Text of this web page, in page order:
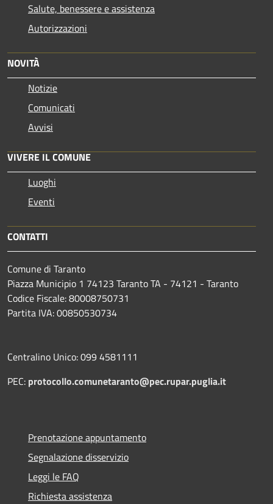
Salute, benessere e assistenza
Autorizzazioni
NOVITÀ
Notizie
Comunicati
Avvisi
VIVERE IL COMUNE
Luoghi
Eventi
CONTATTI
Comune di Taranto
Piazza Municipio 1 74123 Taranto TA - 74121 - Taranto
Codice Fiscale: 80008750731
Partita IVA: 00850530734
Centralino Unico: 099 4581111
PEC: protocollo.comunetaranto@pec.rupar.puglia.it
Prenotazione appuntamento
Segnalazione disservizio
Leggi le FAQ
Richiesta assistenza